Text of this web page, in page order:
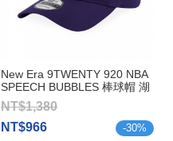
New Era 9TWENTY 920 NBA
SPEECH BUBBLES 棒球帽 湖
人隊
NT$1,380
NT$966
-30%